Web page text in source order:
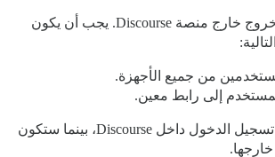
أود تنفيذ زر تسجيل خروج خارج منصة Discourse. يجب أن يكون
من جميع الأجهزة.
إلى رابط معين.
ملاحظة: سيكون زر تسجيل الدخول داخل Discourse، بينما ستكون